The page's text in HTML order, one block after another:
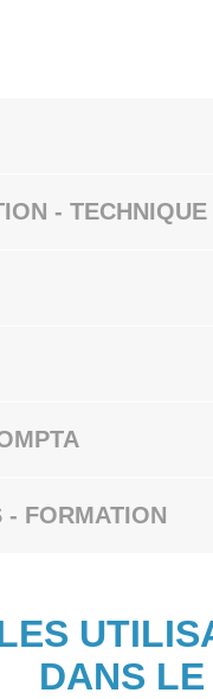
- TECHNIQUE
- FORMATION
DANS